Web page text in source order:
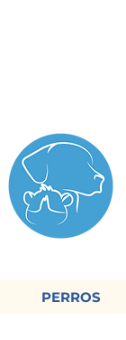
PERROS